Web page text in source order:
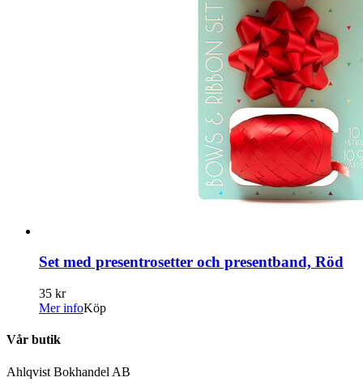
Set med presentrosetter och presentband, Röd
35 kr
Mer infoKöp
Vår butik
Ahlqvist Bokhandel AB